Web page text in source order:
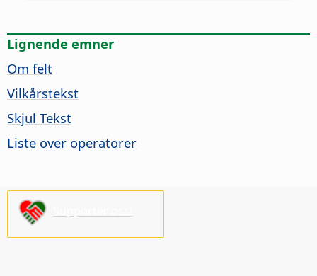
Lignende emner
Om felt
Vilkårstekst
Skjul Tekst
Liste over operatorer